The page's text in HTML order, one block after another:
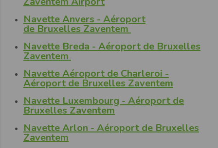
Navette Anvers - Aéroport
de Bruxelles Zaventem
Navette Breda - Aéroport de Bruxelles
Zaventem
Navette Aéroport de Charleroi -
Aéroport de Bruxelles Zaventem
Navette Luxembourg - Aéroport de
Bruxelles Zaventem
Navette Arlon - Aéroport de Bruxelles
Zaventem